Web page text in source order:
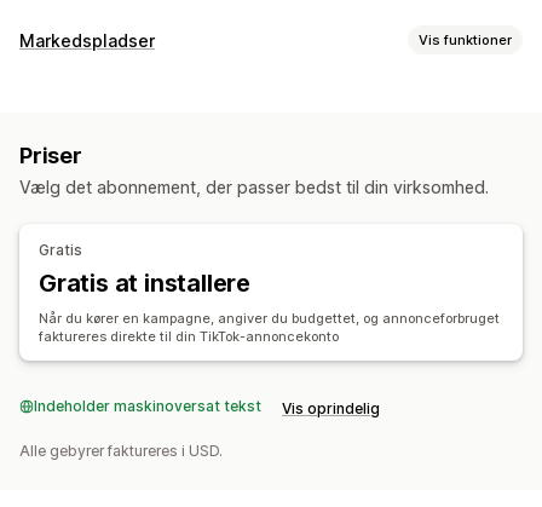
Målretning
Kampagneadministration
Optimering med kunstig intelligens
AI-copywriting
Website
Videoer med købsmulighed
Effektivitetsanalyse
Engagementsparametre Analyse af investeringsafkast
Klikrater Konverteringssporing
Markedspladser Vis funktioner
Produktsynkronisering
Priser
Vælg det abonnement, der passer bedst til din virksomhed.
Gratis
Gratis at installere
Når du kører en kampagne, angiver du budgettet, og annonceforbruget
faktureres direkte til din TikTok-annoncekonto
Indeholder maskinoversat tekst Vis oprindelig
Alle gebyrer faktureres i USD.